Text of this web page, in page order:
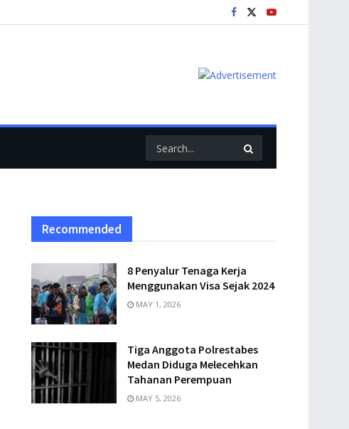
Recommended
8 Penyalur Tenaga Kerja
Menggunakan Visa Sejak 2024
MAY 1, 2026
Tiga Anggota Polrestabes
Medan Diduga Melecehkan
Tahanan Perempuan
MAY 5, 2026